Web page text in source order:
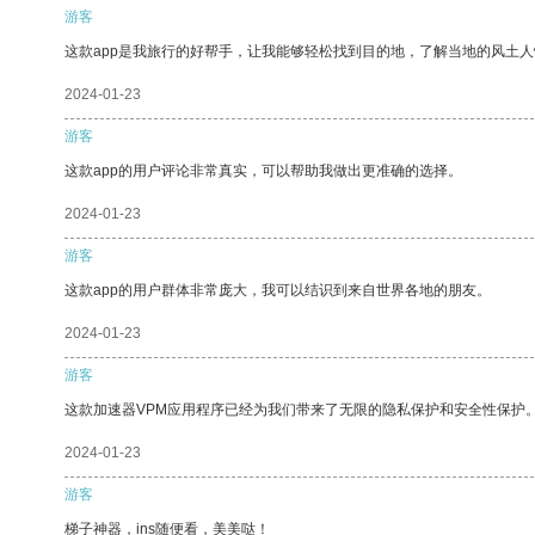
游客
这款app是我旅行的好帮手，让我能够轻松找到目的地，了解当地的风土
2024-01-23
游客
这款app的用户评论非常真实，可以帮助我做出更准确的选择。
2024-01-23
游客
这款app的用户群体非常庞大，我可以结识到来自世界各地的朋友。
2024-01-23
游客
这款加速器VPM应用程序已经为我们带来了无限的隐私保护和安全性保护
2024-01-23
游客
梯子神器，ins随便看，美美哒！